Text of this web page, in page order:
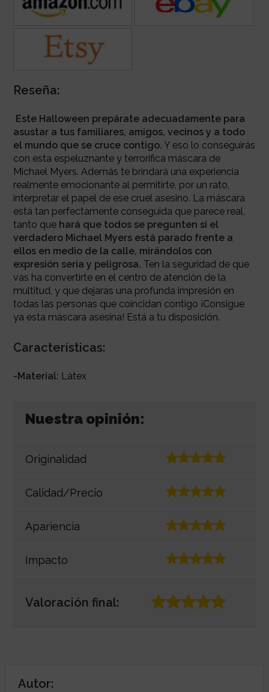
Reseña:
Este Halloween prepárate adecuadamente para
asustar a tus familiares, amigos, vecinos y a todo
el mundo que se cruce contigo. Y eso lo conseguirás
con esta espeluznante y terrorífica máscara de
Michael Myers. Además te brindará una experiencia
realmente emocionante al permitirte, por un rato,
interpretar el papel de ese cruel asesino. La máscara
está tan perfectamente conseguida que parece real,
tanto quehará que todos se pregunten si el
verdadero Michael Myers está parado frente a
ellos en medio de la calle, mirándolos con
expresión seria y peligrosa. Ten la seguridad de que
vas ha convertirte en el centro de atención de la
multitud, y que dejaras una profunda impresión en
todas las personas que coincidan contigo ¡Consigue
ya esta máscara asesina! Está a tu disposición.
Características:
-Material: Látex
Nuestra opinión:
Originalidad
Calidad/Precio
Apariencia
Impacto
Valoración final:
Autor: